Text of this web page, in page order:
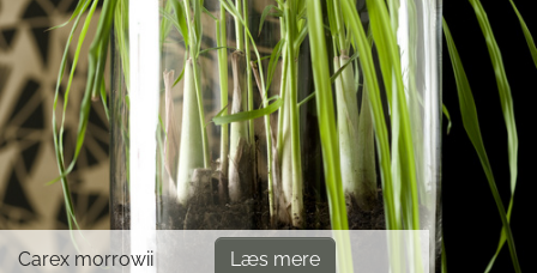
Carex morrowii Læs mere